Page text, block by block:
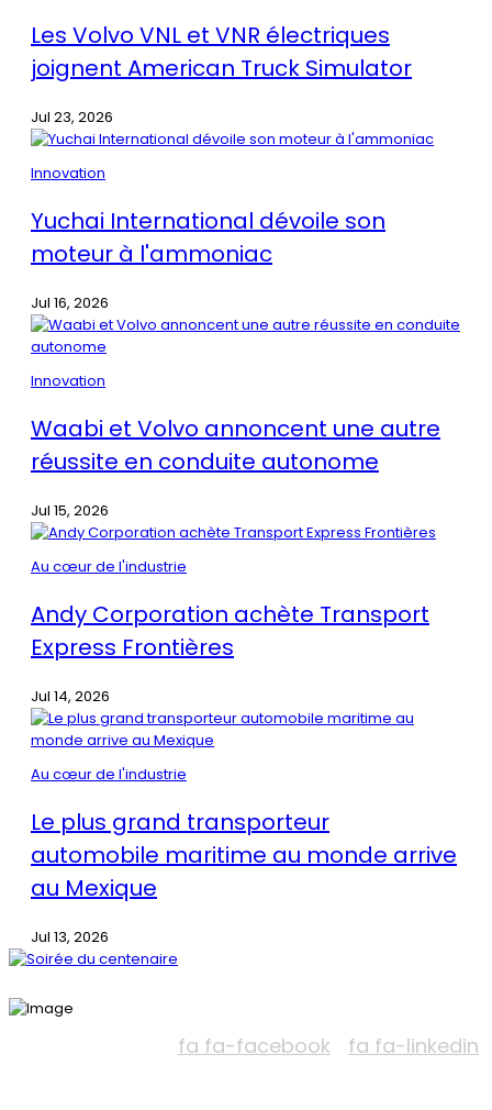
Les Volvo VNL et VNR électriques
joignent American Truck Simulator
Jul 23, 2026
Innovation
Yuchai International dévoile son
moteur à l'ammoniac
Jul 16, 2026
Innovation
Waabi et Volvo annoncent une autre
réussite en conduite autonome
Jul 15, 2026
Au cœur de l'industrie
Andy Corporation achète Transport
Express Frontières
Jul 14, 2026
Au cœur de l'industrie
Le plus grand transporteur
automobile maritime au monde arrive
au Mexique
Jul 13, 2026
fa fa-facebook fa fa-linkedin